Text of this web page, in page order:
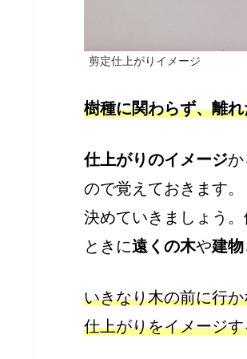
剪定仕上がりイメージ
樹種に関わらず、離
仕上がりのイメージ
ので覚えておきます
決めていきましょう。
ときに遠くの木や建
いきなり木の前に行
仕上がりをイメージ